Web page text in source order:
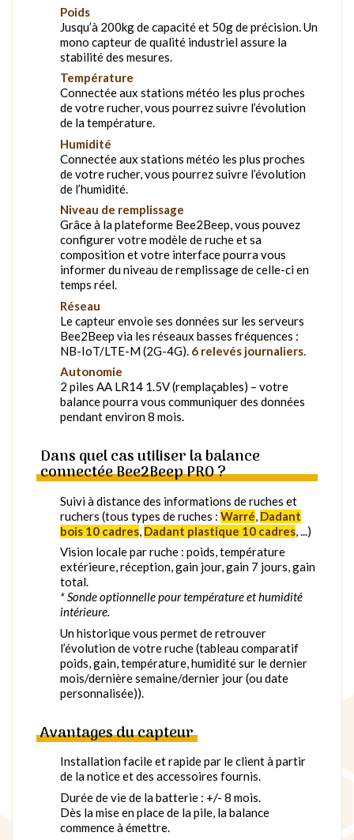
Poids
Jusqu’à 200kg de capacité et 50g de précision. Un
mono capteur de qualité industriel assure la
stabilité des mesures.
Température
Connectée aux stations météo les plus proches
de votre rucher, vous pourrez suivre l’évolution
de la température.
Humidité
Connectée aux stations météo les plus proches
de votre rucher, vous pourrez suivre l’évolution
de l’humidité.
Niveau de remplissage
Grâce à la plateforme Bee2Beep, vous pouvez
configurer votre modèle de ruche et sa
composition et votre interface pourra vous
informer du niveau de remplissage de celle-ci en
temps réel.
Réseau
Le capteur envoie ses données sur les serveurs
Bee2Beep via les réseaux basses fréquences :
NB-IoT/LTE-M (2G-4G). 6 relevés journaliers.
Autonomie
2 piles AA LR14 1.5V (remplaçables) – votre
balance pourra vous communiquer des données
pendant environ 8 mois.
Dans quel cas utiliser la balance
connectée Bee2Beep PRO ?
Suivi à distance des informations de ruches et
ruchers (tous types de ruches : Warré, Dadant
bois 10 cadres, Dadant plastique 10 cadres, ...)
Vision locale par ruche : poids, température
extérieure, réception, gain jour, gain 7 jours, gain
total.
* Sonde optionnelle pour température et humidité
intérieure.
Un historique vous permet de retrouver
l’évolution de votre ruche (tableau comparatif
poids, gain, température, humidité sur le dernier
mois/dernière semaine/dernier jour (ou date
personnalisée)).
Avantages du capteur
Installation facile et rapide par le client à partir
de la notice et des accessoires fournis.
Durée de vie de la batterie : +/- 8 mois.
Dès la mise en place de la pile, la balance
commence à émettre.